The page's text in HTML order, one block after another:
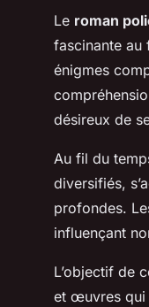
Le roman
fascinante au
énigmes
désireux de
Au fil du
diversifiés,
profondes.
influençant
L’objectif de
et œuvres qui